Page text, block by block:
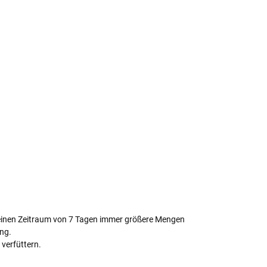
Zeitraum von 7 Tagen immer größere Mengen
verfüttern.